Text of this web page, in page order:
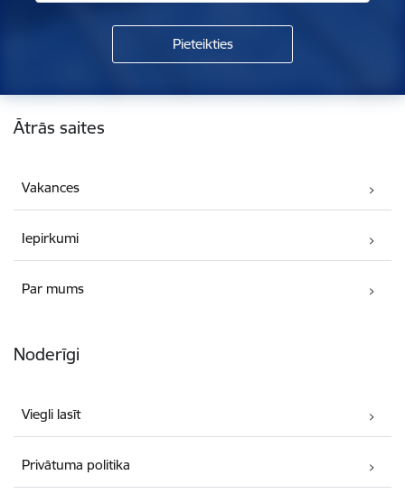
Kājene
Ātrās saites
Vakances
Iepirkumi
Par mums
Noderīgi
Viegli lasīt
Privātuma politika